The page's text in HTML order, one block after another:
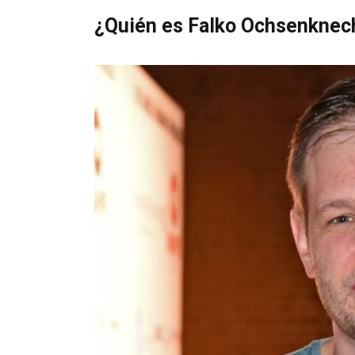
¿Quién es Falko